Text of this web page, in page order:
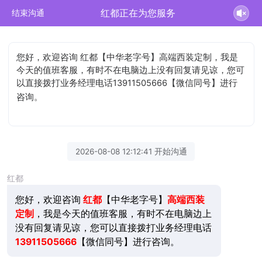
结束沟通 红都正在为您服务
您好，欢迎咨询 红都【中华老字号】高端西装定制，我是
今天的值班客服，有时不在电脑边上没有回复请见谅，您可
以直接拨打业务经理电话13911505666【微信同号】进行
咨询。
2026-08-08 12:12:41 开始沟通
红都
您好，欢迎咨询 红都【中华老字号】 高端西装
定制 ，我是今天的值班客服，有时不在电脑边上
没有回复请见谅，您可以直接拨打业务经理电话
13911505666【微信同号】进行咨询。